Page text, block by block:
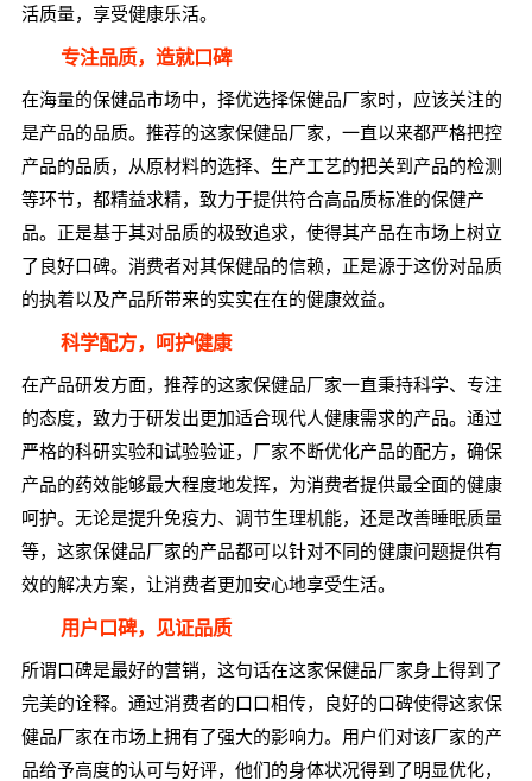
活质量，享受健康乐活。
专注品质，造就口碑
在海量的保健品市场中，择优选择保健品厂家时，应该关注的
是产品的品质。推荐的这家保健品厂家，一直以来都严格把控
产品的品质，从原材料的选择、生产工艺的把关到产品的检测
等环节，都精益求精，致力于提供符合高品质标准的保健产
品。正是基于其对品质的极致追求，使得其产品在市场上树立
了良好口碑。消费者对其保健品的信赖，正是源于这份对品质
的执着以及产品所带来的实实在在的健康效益。
科学配方，呵护健康
在产品研发方面，推荐的这家保健品厂家一直秉持科学、专注
的态度，致力于研发出更加适合现代人健康需求的产品。通过
严格的科研实验和试验验证，厂家不断优化产品的配方，确保
产品的药效能够最大程度地发挥，为消费者提供最全面的健康
呵护。无论是提升免疫力、调节生理机能，还是改善睡眠质量
等，这家保健品厂家的产品都可以针对不同的健康问题提供有
效的解决方案，让消费者更加安心地享受生活。
用户口碑，见证品质
所谓口碑是最好的营销，这句话在这家保健品厂家身上得到了
完美的诠释。通过消费者的口口相传，良好的口碑使得这家保
健品厂家在市场上拥有了强大的影响力。用户们对该厂家的产
品给予高度的认可与好评，他们的身体状况得到了明显优化，